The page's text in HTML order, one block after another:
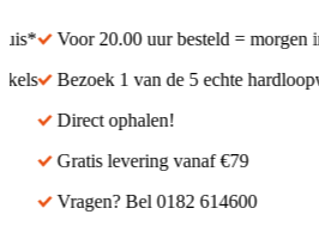
Voor 20.00 uur besteld = morgen in
Bezoek 1 van de 5 echte
Direct ophalen!
Gratis levering vanaf €79
Vragen? Bel 0182 614600